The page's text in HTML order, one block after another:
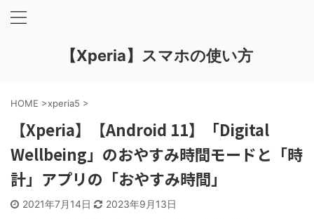
【Xperia】スマホの使い方
HOME >xperia5 >
【Xperia】【Android 11】「Digital
Wellbeing」のおやすみ時間モードと「時
計」アプリの「おやすみ時間」
2021年7月14日 2023年9月13日